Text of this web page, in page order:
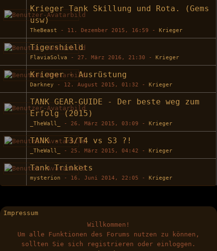
Krieger Tank Skillung und Rota. (Gems
usw)
TheBeast - 11. Dezember 2015, 16:59 - Krieger
Tigershield
FlaviaSolva - 27. März 2016, 21:30 - Krieger
Krieger - Ausrüstung
Darkney - 12. August 2015, 01:32 - Krieger
TANK GEAR-GUIDE - Der beste weg zum
Erfolg (2015)
_TheWall_ - 26. März 2015, 03:09 - Krieger
TANK - T3/T4 vs S3 ?!
_TheWall_ - 25. März 2015, 04:42 - Krieger
Tank Trinkets
mysterion - 16. Juni 2014, 22:05 - Krieger
Impressum
Willkommen!
Um alle Funktionen des Forums nutzen zu können,
sollten Sie sich registrieren oder einloggen.